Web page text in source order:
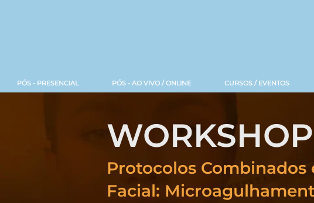
PÓS - PRESENCIAL PÓS - AO VIVO / ONLINE CURSOS / EVENTOS
WORKSHOP
Protocolos
Facial: